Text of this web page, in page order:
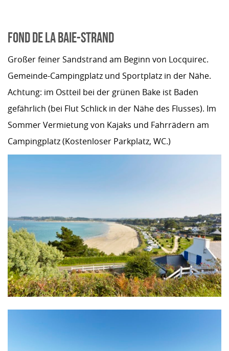
FOND DE LA BAIE-STRAND
Großer feiner Sandstrand am Beginn von Locquirec.
Gemeinde-Campingplatz und Sportplatz in der Nähe.
Achtung: im Ostteil bei der grünen Bake ist Baden
gefährlich (bei Flut Schlick in der Nähe des Flusses). Im
Sommer Vermietung von Kajaks und Fahrrädern am
Campingplatz (Kostenloser Parkplatz, WC.)